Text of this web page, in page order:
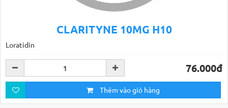
CLARITYNE 10MG H10
Loratidin
76.000đ
Thêm vào giỏ hàng